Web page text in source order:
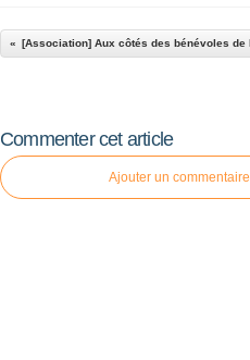
Commenter cet article
Ajouter un commentaire